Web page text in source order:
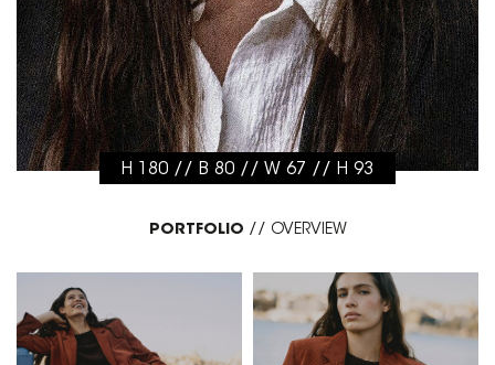
H 180 // B 80 // W 67 // H 93
PORTFOLIO // OVERVIEW